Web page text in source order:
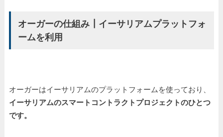
オーガーの仕組み┃イーサリアムプラットフォ
ームを利用
オーガーはイーサリアムのプラットフォームを使っており、
イーサリアムのスマートコントラクトプロジェクトのひとつ
です。